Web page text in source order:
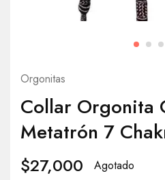
Orgonitas
Collar Orgonita
Metatrón 7
$27,000 Agotado